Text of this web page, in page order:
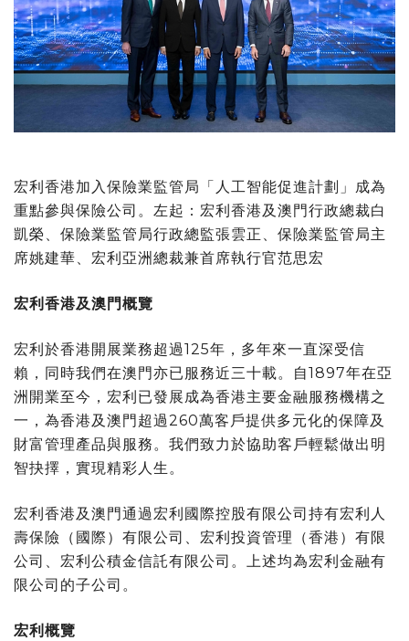
宏利香港加入保險業監管局「人工智能促進計劃」成為
重點參與保險公司。左起：宏利香港及澳門行政總裁白
凱榮、保險業監管局行政總監張雲正、保險業監管局主
席姚建華、宏利亞洲總裁兼首席執行官范思宏
宏利香港及澳門概覽
宏利於香港開展業務超過125年，多年來一直深受信
賴，同時我們在澳門亦已服務近三十載。自1897年在亞
洲開業至今，宏利已發展成為香港主要金融服務機構之
一，為香港及澳門超過260萬客戶提供多元化的保障及
財富管理產品與服務。我們致力於協助客戶輕鬆做出明
智抉擇，實現精彩人生。
宏利香港及澳門通過宏利國際控股有限公司持有宏利人
壽保險（國際）有限公司、宏利投資管理（香港）有限
公司、宏利公積金信託有限公司。上述均為宏利金融有
限公司的子公司。
宏利概覽